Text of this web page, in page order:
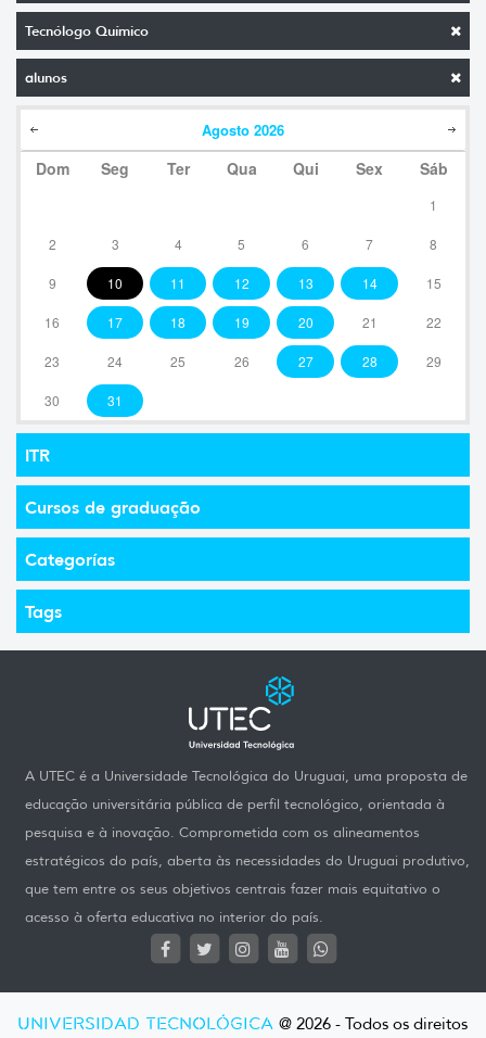
Tecnólogo Químico
alunos
Agosto 2026
Dom Seg Ter Qua Qui Sex Sáb
1
2 3 4 5 6 7 8
9 10 11 12 13 14 15
16 17 18 19 20 21 22
23 24 25 26 27 28 29
30 31
ITR
Cursos de graduação
Categorías
Tags
A UTEC é a Universidade Tecnológica do Uruguai, uma proposta de
educação universitária pública de perfil tecnológico, orientada à
pesquisa e à inovação. Comprometida com os alineamentos
estratégicos do país, aberta às necessidades do Uruguai produtivo,
que tem entre os seus objetivos centrais fazer mais equitativo o
acesso à oferta educativa no interior do país.
UNIVERSIDAD TECNOLÓGICA @ 2026 - Todos os direitos